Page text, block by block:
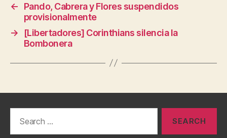
←
Pando, Cabrera y Flores suspendidos
provisionalmente
→
[Libertadores] Corinthians silencia la
Bombonera